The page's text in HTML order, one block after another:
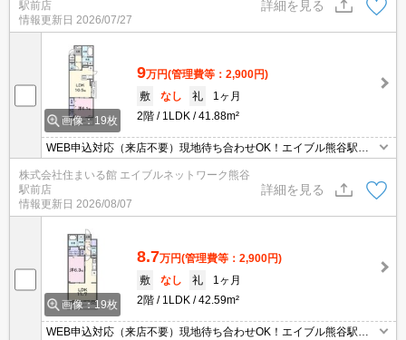
貸・売買・管理など不動産全般で相談できます（＾＾）♪エイブルは
熊谷駅前と籠原駅前に店舗があります。（要予約）都市ガス。NET
無料。
駅前店
情報更新日 2026/07/27
詳細を見る
画像：19枚
9万円(管理費等：2,900円)
敷
なし 礼
1ヶ月
2階
1LDK 41.88m²
WEB申込対応（来店不要）現地待ち合わせOK！エイブル熊谷駅前
店のおすすめ♪ 敷金/更新料 0円♪ エイブルは契約金も家賃もクレジ
ット決済可能です♪ 保証人も不要です！エイブル熊谷駅前店は賃
貸・売買・管理など不動産全般で相談できます（＾＾）♪エイブルは
熊谷駅前と籠原駅前に店舗があります。（要予約）都市ガス。NET
無料。
株式会社住まいる館 エイブルネットワーク熊谷
駅前店
情報更新日 2026/08/07
詳細を見る
画像：19枚
8.7万円(管理費等：2,900円)
敷
なし 礼
1ヶ月
2階
1LDK 42.59m²
WEB申込対応（来店不要）現地待ち合わせOK！エイブル熊谷駅前